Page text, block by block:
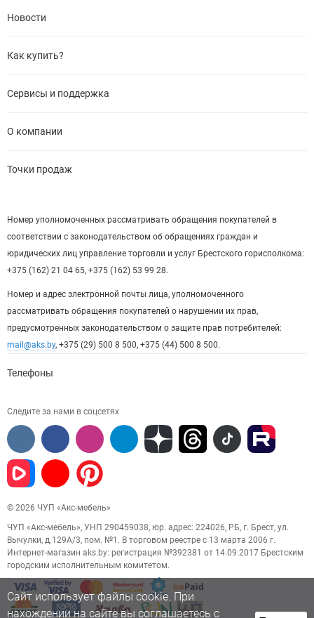
Новости
Как купить?
Сервисы и поддержка
О компании
Точки продаж
Номер уполномоченных рассматривать обращения покупателей в
соответствии с законодательством об обращениях граждан и
юридических лиц управление торговли и услуг Брестского горисполкома:
+375 (162) 21 04 65, +375 (162) 53 99 28.
Номер и адрес электронной почты лица, уполномоченного
рассматривать обращения покупателей о нарушении их прав,
предусмотренных законодательством о защите прав потребителей:
mail@aks.by, +375 (29) 500 8 500, +375 (44) 500 8 500.
Телефоны
Следите за нами в соцсетях
© 2026 ЧУП «Акс-мебель»
ЧУП «Акс-мебель», УНП 290459038, юр. адрес: 224026, РБ, г. Брест, ул.
Вычулки, д.129А/3, пом. №1. В торговом реестре с 13 марта 2006 г.
Интернет-магазин aks.by: регистрация №392381 от 14.09.2017 Брестским
городским исполнительным комитетом.
Сайт использует файлы cookie. При
нахождении на сайте вы соглашаетесь с